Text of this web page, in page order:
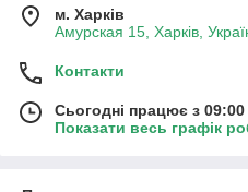
м. Харків
Амурская 15, Харків,
Контакти
Сьогодні працює з
Показати весь графік